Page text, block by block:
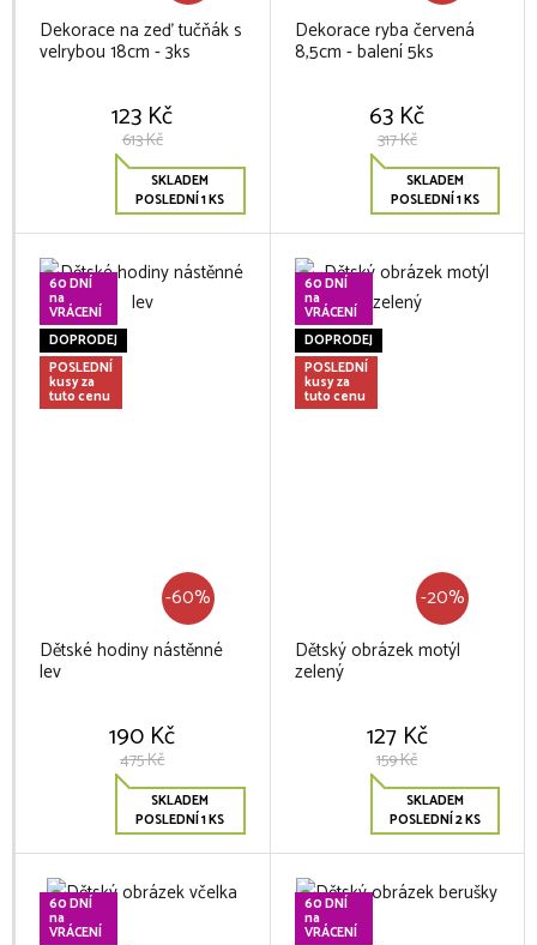
Dekorace na zeď tučňák s
velrybou 18cm - 3ks
123 Kč
613 Kč
SKLADEM
POSLEDNÍ 1 KS
Dekorace ryba červená
8,5cm - balení 5ks
63 Kč
317 Kč
SKLADEM
POSLEDNÍ 1 KS
60 DNÍ
na
VRÁCENÍ
DOPRODEJ
POSLEDNÍ
kusy za
tuto cenu
-60%
Dětské hodiny nástěnné
lev
190 Kč
475 Kč
SKLADEM
POSLEDNÍ 1 KS
60 DNÍ
na
VRÁCENÍ
DOPRODEJ
POSLEDNÍ
kusy za
tuto cenu
-20%
Dětský obrázek motýl
zelený
127 Kč
159 Kč
SKLADEM
POSLEDNÍ 2 KS
60 DNÍ
na
VRÁCENÍ
60 DNÍ
na
VRÁCENÍ